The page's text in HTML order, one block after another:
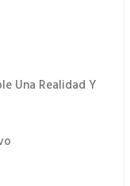
Una Realidad Y